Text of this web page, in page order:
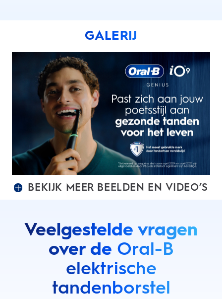
GALERIJ
BEKIJK MEER BEELDEN EN VIDEO’S
Veelgestelde vragen
over de Oral-B
elektrische
tandenborstel